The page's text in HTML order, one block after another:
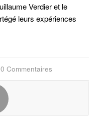
Verdier et le
leurs expériences
0 Commentaires